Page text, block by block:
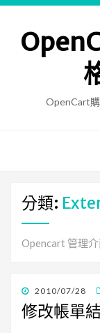
OpenCart
分類:
Opencart 管理
發
佈
日
2010/07/28
修改帳單